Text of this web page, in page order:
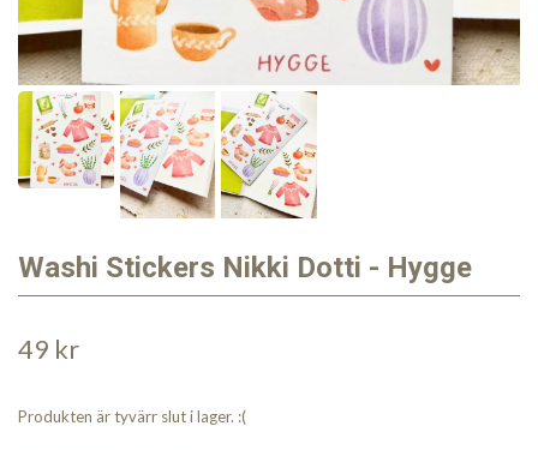
Washi Stickers Nikki Dotti - Hygge
49 kr
Produkten är tyvärr slut i lager. :(